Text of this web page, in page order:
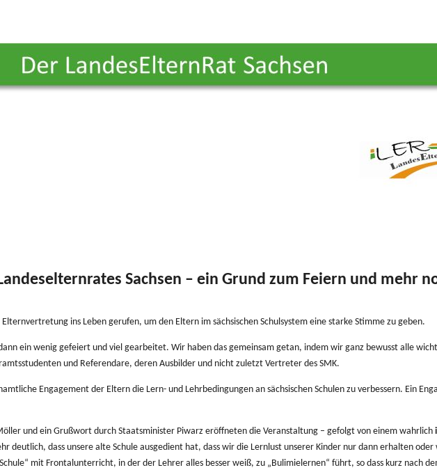
Pressemitteilungen & Stellungnahmen
Veranstaltungsimpressionen
Pressemitteilungen & Stellungnahmen
Schule & Corona, Veranstaltung
Sachsen – ein Grund zum Feiern und mehr
ins Leben gerufen, um den Eltern im sächsischen Schulsystem eine starke Stimme zu geben.
ein wenig gefeiert und viel gearbeitet. Wir haben das gemeinsam getan, indem wir ganz bewusst alle
und Referendare, deren Ausbilder und nicht zuletzt Vertreter des SMK.
Engagement der Eltern die Lern- und Lehrbedingungen an sächsischen Schulen zu verbessern. Ein
und ein Grußwort durch Staatsminister Piwarz eröffneten die Veranstaltung – gefolgt von einem wahrlich
deutlich, dass unsere alte Schule ausgedient hat, dass wir die Lernlust unserer Kinder nur dann erhalten
mit Frontalunterricht, in der der Lehrer alles besser weiß, zu „Bulimielernen“ führt, so dass kurz nach